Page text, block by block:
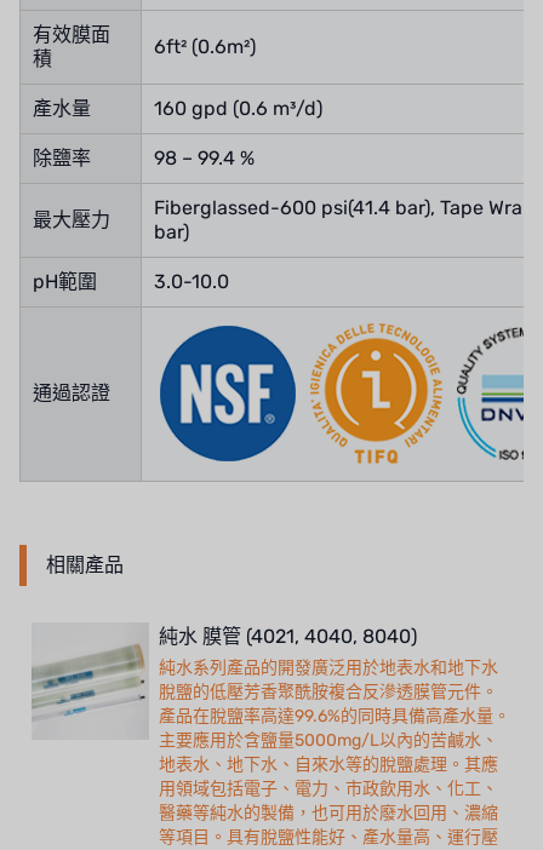
有效膜面
積
6ft² (0.6m²)
產水量 160 gpd (0.6 m³/d)
除鹽率 98 – 99.4 %
最大壓力
Fiberglassed-600 psi(41.4 bar), Tape
bar)
pH範圍 3.0-10.0
通過認證
相關產品
純水 膜管 (4021, 4040, 8040)
純水系列產品的開發廣泛用於地表水和地下水
脫鹽的低壓芳香聚酰胺複合反滲透膜管元件。
產品在脫鹽率高達99.6%的同時具備高產水量。
主要應用於含鹽量5000mg/L以內的苦鹹水、
地表水、地下水、自來水等的脫鹽處理。其應
用領域包括電子、電力、市政飲用水、化工、
醫藥等純水的製備，也可用於廢水回用、濃縮
等項目。具有脫鹽性能好、產水量高、運行壓